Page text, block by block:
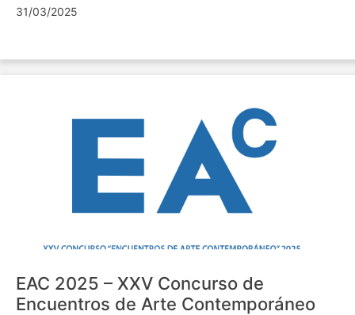
31/03/2025
EAC 2025 – XXV Concurso de
Encuentros de Arte Contemporáneo